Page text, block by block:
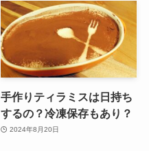
手作りティラミスは日持ち
するの？冷凍保存もあり？
2024年8月20日